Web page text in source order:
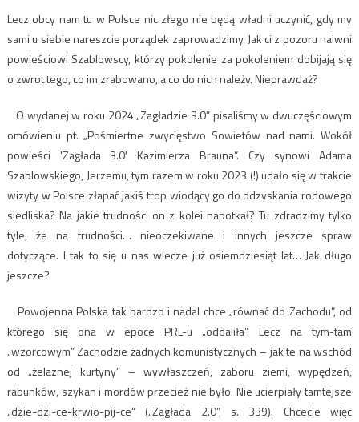
Lecz obcy nam tu w Polsce nic złego nie będą władni uczynić, gdy my
sami u siebie nareszcie porządek zaprowadzimy. Jak ci z pozoru naiwni
powieściowi Szablowscy, którzy pokolenie za pokoleniem dobijają się
o zwrot tego, co im zrabowano, a co do nich należy. Nieprawdaż?
O wydanej w roku 2024 „Zagładzie 3.0” pisaliśmy w dwuczęściowym
omówieniu pt. „Pośmiertne zwycięstwo Sowietów nad nami. Wokół
powieści 'Zagłada 3.0′ Kazimierza Brauna”. Czy synowi Adama
Szablowskiego, Jerzemu, tym razem w roku 2023 (!) udało się w trakcie
wizyty w Polsce złapać jakiś trop wiodący go do odzyskania rodowego
siedliska? Na jakie trudności on z kolei napotkał? Tu zdradzimy tylko
tyle, że na trudności… nieoczekiwane i innych jeszcze spraw
dotyczące. I tak to się u nas wlecze już osiemdziesiąt lat… Jak długo
jeszcze?
Powojenna Polska tak bardzo i nadal chce „równać do Zachodu”, od
którego się ona w epoce PRL-u „oddaliła”. Lecz na tym-tam
„wzorcowym” Zachodzie żadnych komunistycznych – jak te na wschód
od „żelaznej kurtyny” – wywłaszczeń, zaboru ziemi, wypędzeń,
rabunków, szykan i mordów przecież nie było. Nie ucierpiały tamtejsze
„dzie-dzi-ce-krwio-pij-ce” („Zagłada 2.0”, s. 339). Chcecie więc